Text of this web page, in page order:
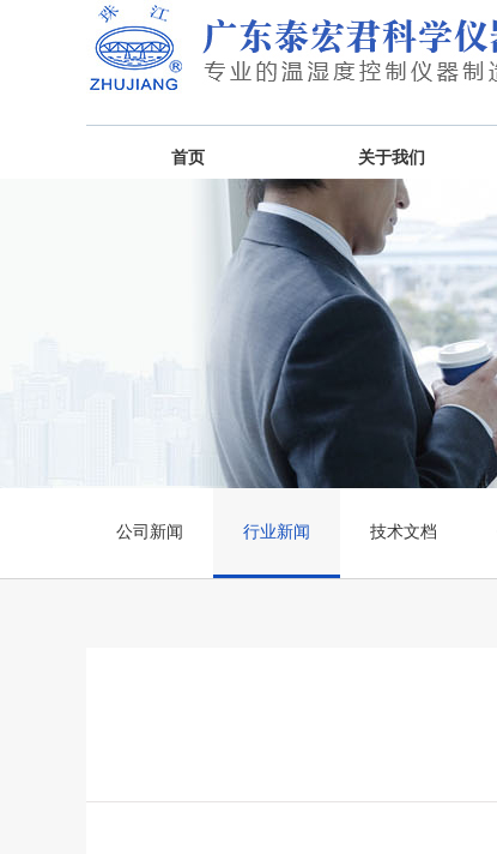
首页 关于我们
公司新闻 行业新闻 技术文档